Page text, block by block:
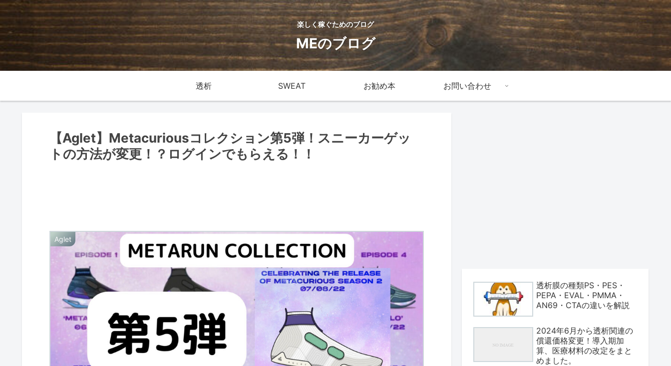
楽しく稼ぐためのブログ
MEのブログ
透析 SWEAT お勧め本 お問い合わせ
【Aglet】Metacuriousコレクション第5弾！スニーカーゲッ
トの方法が変更！？ログインでもらえる！！
Aglet
透析膜の種類PS・PES・
PEPA・EVAL・PMMA・
AN69・CTAの違いを解説
2024年6月から透析関連の
償還価格変更！導入期加
算、医療材料の改定をまと
めました。